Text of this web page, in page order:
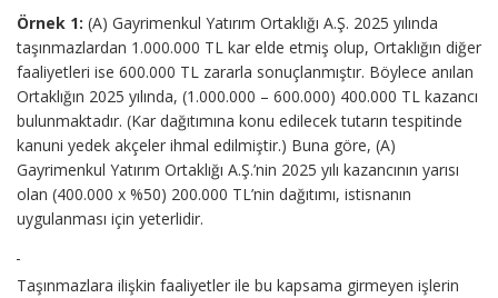
Örnek 1: (A) Gayrimenkul Yatırım Ortaklığı A.Ş. 2025 yılında
taşınmazlardan 1.000.000 TL kar elde etmiş olup, Ortaklığın diğer
faaliyetleri ise 600.000 TL zararla sonuçlanmıştır. Böylece anılan
Ortaklığın 2025 yılında, (1.000.000 – 600.000) 400.000 TL kazancı
bulunmaktadır. (Kar dağıtımına konu edilecek tutarın tespitinde
kanuni yedek akçeler ihmal edilmiştir.) Buna göre, (A)
Gayrimenkul Yatırım Ortaklığı A.Ş.’nin 2025 yılı kazancının yarısı
olan (400.000 x %50) 200.000 TL’nin dağıtımı, istisnanın
uygulanması için yeterlidir.
Taşınmazlara ilişkin faaliyetler ile bu kapsama girmeyen işlerin